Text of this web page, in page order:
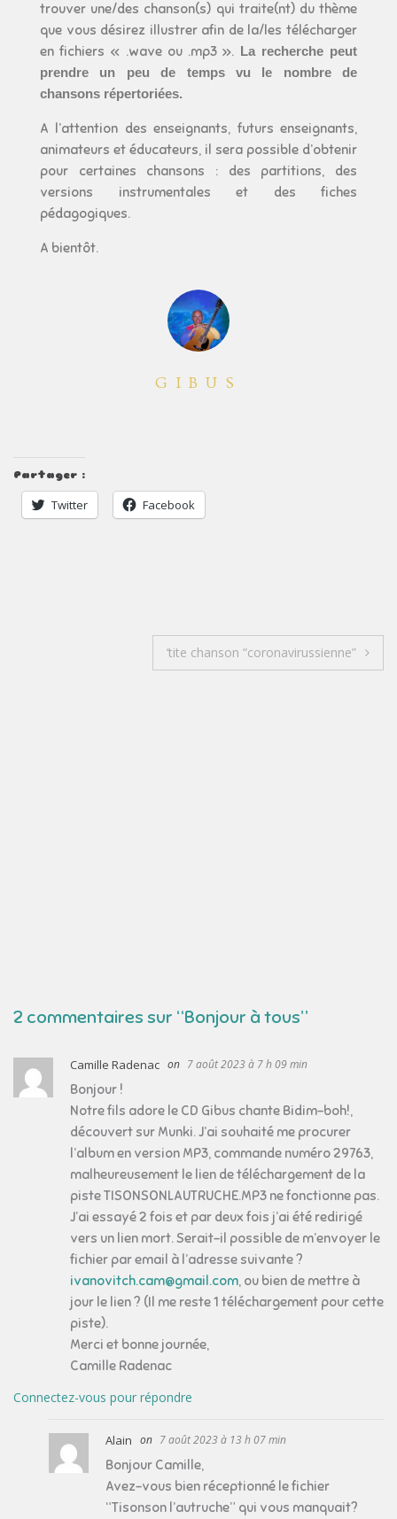
trouver une/des chanson(s) qui traite(nt) du thème
que vous désirez illustrer afin de la/les télécharger
en fichiers « .wave ou .mp3 ». La recherche peut
prendre un peu de temps vu le nombre de
chansons répertoriées.
A l’attention des enseignants, futurs enseignants,
animateurs et éducateurs, il sera possible d’obtenir
pour certaines chansons : des partitions, des
versions instrumentales et des fiches
pédagogiques.
A bientôt.
GIBUS
Partager :
Twitter Facebook
‘tite chanson “coronavirussienne”
2 commentaires sur “Bonjour à tous”
Camille Radenac 7 août 2023 à 7 h 09 min
Bonjour !
Notre fils adore le CD Gibus chante Bidim-boh!,
découvert sur Munki. J’ai souhaité me procurer
l’album en version MP3, commande numéro 29763,
malheureusement le lien de téléchargement de la
piste TISONSONLAUTRUCHE.MP3 ne fonctionne pas.
J’ai essayé 2 fois et par deux fois j’ai été redirigé
vers un lien mort. Serait-il possible de m’envoyer le
fichier par email à l’adresse suivante ?
ivanovitch.cam@gmail.com, ou bien de mettre à
jour le lien ? (Il me reste 1 téléchargement pour cette
piste).
Merci et bonne journée,
Camille Radenac
Connectez-vous pour répondre
Alain 7 août 2023 à 13 h 07 min
Bonjour Camille,
Avez-vous bien réceptionné le fichier
“Tisonson l’autruche” qui vous manquait?